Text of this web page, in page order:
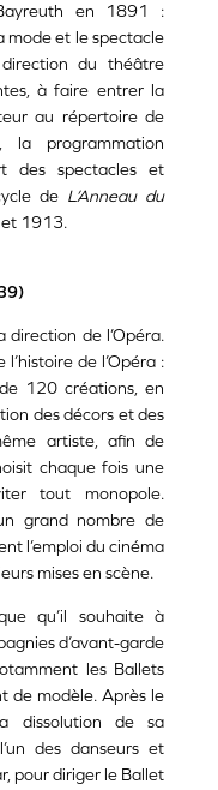
en 1891 :
mode et le spectacle
du théâtre
à faire entrer la
au répertoire de
programmation
des spectacles et
de L’Anneau du
1913.
de l’Opéra.
de l’Opéra :
120 créations, en
des décors et des
artiste, afin de
chaque fois une
tout monopole.
grand nombre de
l’emploi du cinéma
mises en scène.
qu’il souhaite à
d’avant-garde
les Ballets
de modèle. Après le
dissolution de sa
des danseurs et
pour diriger le Ballet